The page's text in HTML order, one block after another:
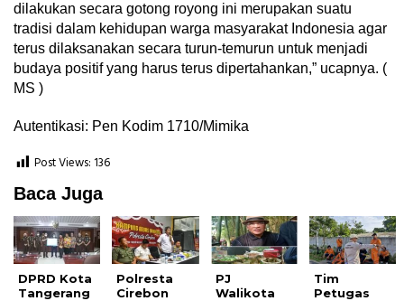
dilakukan secara gotong royong ini merupakan suatu
tradisi dalam kehidupan warga masyarakat Indonesia agar
terus dilaksanakan secara turun-temurun untuk menjadi
budaya positif yang harus terus dipertahankan,” ucapnya. (
MS )
Autentikasi: Pen Kodim 1710/Mimika
Post Views: 136
Baca Juga
DPRD Kota
Tangerang
Polresta
Cirebon
PJ
Walikota
Tim
Petugas